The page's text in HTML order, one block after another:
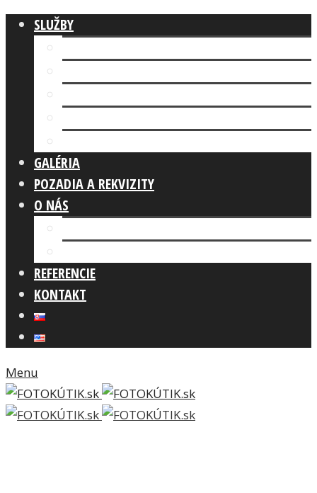
SLUŽBY
GALÉRIA
POZADIA A REKVIZITY
O NÁS
REFERENCIE
KONTAKT
Menu